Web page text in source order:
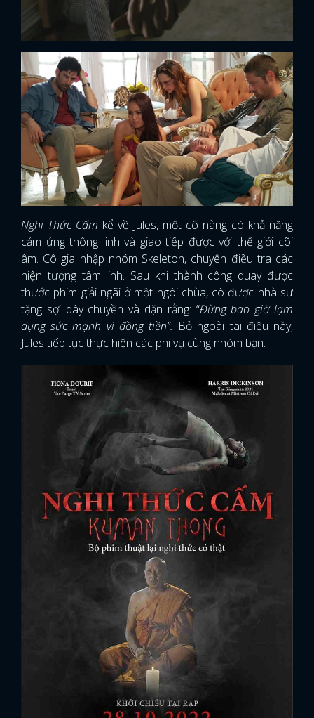
Nghi Thức Cấm kể về Jules, một cô nàng có khả năng
cảm ứng thông linh và giao tiếp được với thế giới cõi
âm. Cô gia nhập nhóm Skeleton, chuyên điều tra các
hiện tượng tâm linh. Sau khi thành công quay được
thước phim giải ngãi ở một ngôi chùa, cô được nhà sư
tặng sợi dây chuyền và dặn rằng: “Đừng bao giờ lạm
dụng sức mạnh vì đồng tiền”. Bỏ ngoài tai điều này,
Jules tiếp tục thực hiện các phi vụ cùng nhóm bạn.